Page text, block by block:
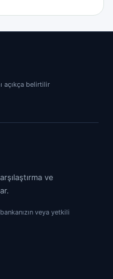
açıkça belirtilir
ve
veya yetkili